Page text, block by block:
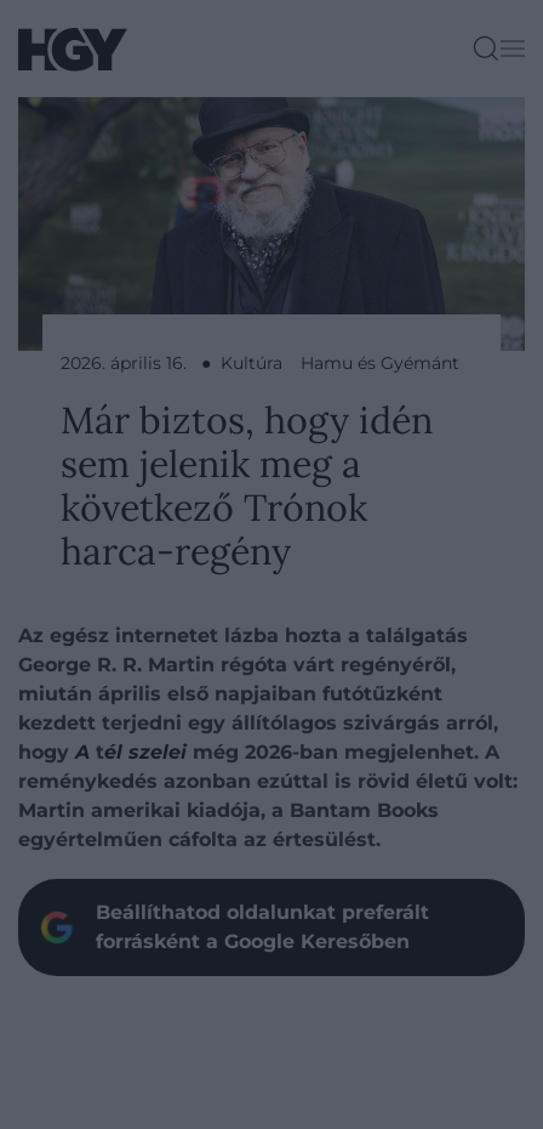
2026. április 16. ● Kultúra Hamu és Gyémánt
Már biztos, hogy idén
sem jelenik meg a
következő Trónok
harca-regény
Az egész internetet lázba hozta a találgatás
George R. R. Martin régóta várt regényéről,
miután április első napjaiban futótűzként
kezdett terjedni egy állítólagos szivárgás arról,
hogyA tél szelei még 2026-ban megjelenhet. A
reménykedés azonban ezúttal is rövid életű volt:
Martin amerikai kiadója, a Bantam Books
egyértelműen cáfolta az értesülést.
Beállíthatod oldalunkat preferált
forrásként a Google Keresőben